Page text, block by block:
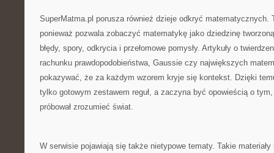
SuperMatma.pl porusza również dzieje odkryć matematycznych.
ponieważ pozwala zobaczyć matematykę jako dziedzinę
błędy, spory, odkrycia i przełomowe pomysły. Artykuły o
rachunku prawdopodobieństwa, Gaussie czy największych
pokazywać, że za każdym wzorem kryje się kontekst. Dzięki
tylko gotowym zestawem reguł, a zaczyna być opowieścią o
próbował zrozumieć świat.
W serwisie pojawiają się także nietypowe tematy. Takie